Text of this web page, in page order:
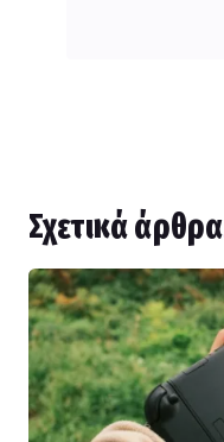
Σχετικά άρθρα